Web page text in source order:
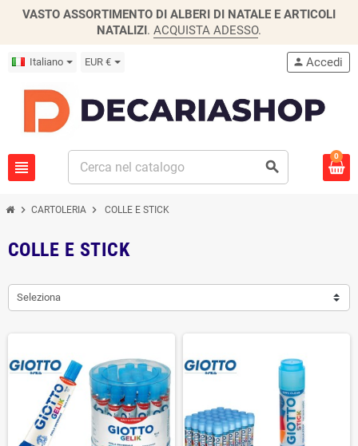
VASTO ASSORTIMENTO DI ALBERI DI NATALE E ARTICOLI
NATALIZI. ACQUISTA ADESSO.
Italiano EUR €
view_headline search
person Accedi
0
chevron_right CARTOLERIA chevron_right COLLE E STICK
COLLE E STICK
Seleziona